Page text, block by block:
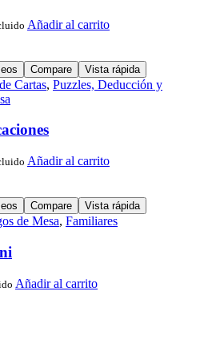
Añadir al carrito
Compare Vista rápida
Cartas, Puzzles, Deducción y
Añadir al carrito
Compare Vista rápida
de Mesa, Familiares
Añadir al carrito